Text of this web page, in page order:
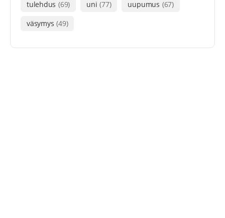
tulehdus (69) uni (77) uupumus (67)
väsymys (49)